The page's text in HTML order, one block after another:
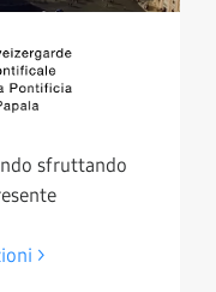
sfruttando